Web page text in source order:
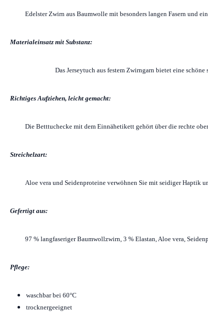
Edelster Zwirn aus Baumwolle mit besonders langen Fasern und
Materialeinsatz mit Substanz:
Das Jerseytuch aus festem Zwirngarn bietet eine
Richtiges Aufziehen, leicht gemacht:
Die Betttuchecke mit dem Einnähetikett gehört über die rechte
Streichelzart:
Aloe vera und Seidenproteine verwöhnen Sie mit seidiger Haptik
Gefertigt aus:
97 % langfaseriger Baumwollzwirn, 3 % Elastan, Aloe vera,
Pflege:
waschbar bei 60°C
trocknergeeignet